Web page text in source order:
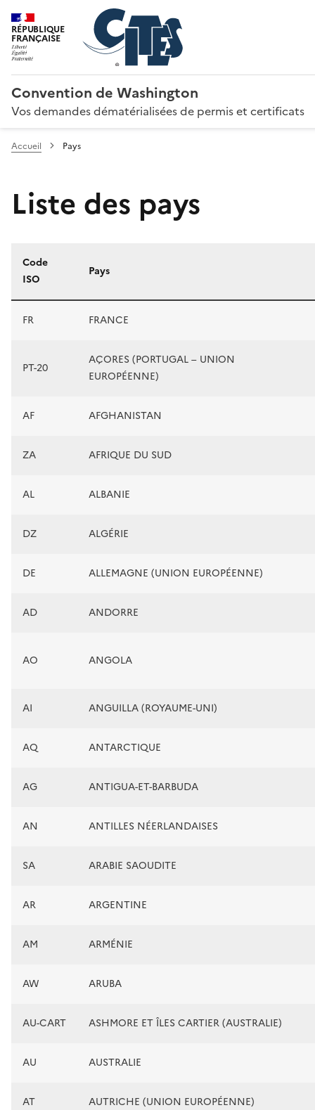
RÉPUBLIQUE
FRANÇAISE
Convention de Washington
Vos demandes dématérialisées de permis et certificats
Accueil Pays
Liste des pays
Liste des pays
Code
ISO
Pays
FR FRANCE
PT-20
AÇORES (PORTUGAL – UNION
EUROPÉENNE)
AF AFGHANISTAN
ZA AFRIQUE DU SUD
AL ALBANIE
DZ ALGÉRIE
DE ALLEMAGNE (UNION EUROPÉENNE)
AD ANDORRE
AO ANGOLA
AI ANGUILLA (ROYAUME-UNI)
AQ ANTARCTIQUE
AG ANTIGUA-ET-BARBUDA
AN ANTILLES NÉERLANDAISES
SA ARABIE SAOUDITE
AR ARGENTINE
AM ARMÉNIE
AW ARUBA
AU-CART ASHMORE ET ÎLES CARTIER (AUSTRALIE)
AU AUSTRALIE
AT AUTRICHE (UNION EUROPÉENNE)